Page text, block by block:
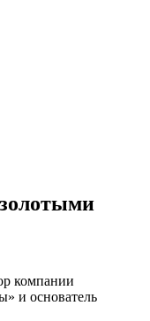
компании
и основатель